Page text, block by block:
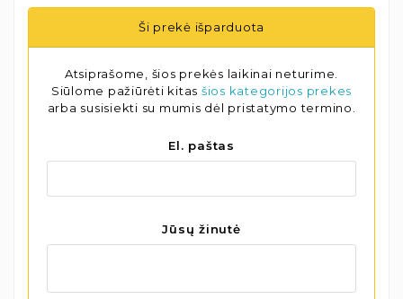
Ši prekė išparduota
Atsiprašome, šios prekės laikinai neturime.
Siūlome pažiūrėti kitas šios kategorijos prekes
arba susisiekti su mumis dėl pristatymo termino.
El. paštas
Jūsų žinutė